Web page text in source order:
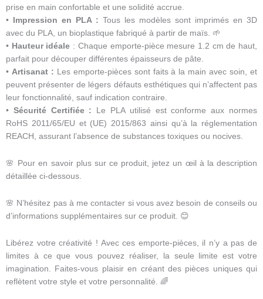
prise en main confortable et une solidité accrue.
•
Impression en PLA : Tous les modèles sont imprimés en 3D
avec du PLA, un bioplastique fabriqué à partir de maïs. 🌱
• Hauteur idéale : Chaque emporte-pièce mesure 1.2 cm de haut,
parfait pour découper différentes épaisseurs de pâte.
• Artisanat : Les emporte-pièces sont faits à la main avec soin, et
peuvent présenter de légers défauts esthétiques qui n’affectent pas
leur fonctionnalité, sauf indication contraire.
• Sécurité Certifiée : Le PLA utilisé est conforme aux normes
RoHS 2011/65/EU et (UE) 2015/863 ainsi qu’à la réglementation
REACH, assurant l’absence de substances toxiques ou nocives.
🌸 Pour en savoir plus sur ce produit, jetez un œil à la description
détaillée ci-dessous.
🌸 N’hésitez pas à me contacter si vous avez besoin de conseils ou
d’informations supplémentaires sur ce produit. 😊
Libérez votre créativité ! Avec ces emporte-pièces, il n’y a pas de
limites à ce que vous pouvez réaliser, la seule limite est votre
imagination. Faites-vous plaisir en créant des pièces uniques qui
reflètent votre style et votre personnalité. 🌈